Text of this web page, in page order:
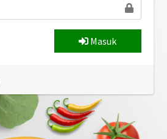
Masuk